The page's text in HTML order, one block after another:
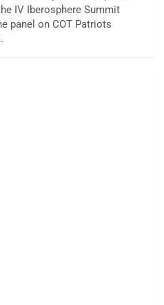
IV Iberosphere Summit
panel on COT Patriots